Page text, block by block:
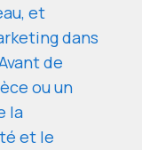
et
dans
de
ou un
la
et le